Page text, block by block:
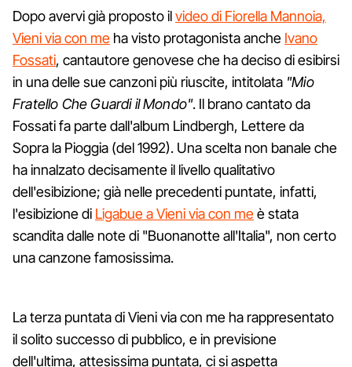
Dopo avervi già proposto ilvideo di Fiorella Mannoia,
Vieni via con me ha visto protagonista anche Ivano
Fossati, cantautore genovese che ha deciso di esibirsi
in una delle sue canzoni più riuscite, intitolata "Mio
Fratello Che Guardi il Mondo". Il brano cantato da
Fossati fa parte dall'album Lindbergh, Lettere da
Sopra la Pioggia (del 1992). Una scelta non banale che
ha innalzato decisamente il livello qualitativo
dell'esibizione; già nelle precedenti puntate, infatti,
l'esibizione di Ligabue a Vieni via con meè stata
scandita dalle note di "Buonanotte all'Italia", non certo
una canzone famosissima.
La terza puntata di Vieni via con me ha rappresentato
il solito successo di pubblico, e in previsione
dell'ultima, attesissima puntata, ci si aspetta